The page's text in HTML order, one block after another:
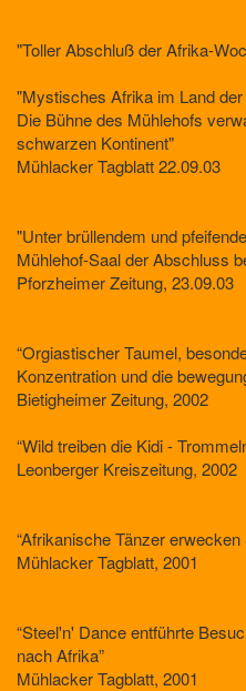
"Toller Abschluß der Afrika-
"Mystisches Afrika im Land
Die Bühne des Mühlehofs
schwarzen Kontinent"
Mühlacker Tagblatt 22.09.03
"Unter brüllendem und
Mühlehof-Saal der Abschluss
Pforzheimer Zeitung, 23.09.03
“Orgiastischer Taumel,
Konzentration und die
Bietigheimer Zeitung, 2002
“Wild treiben die Kidi -
Leonberger Kreiszeitung, 2002
“Afrikanische Tänzer
Mühlacker Tagblatt, 2001
“Steel'n' Dance entführte
nach Afrika”
Mühlacker Tagblatt, 2001